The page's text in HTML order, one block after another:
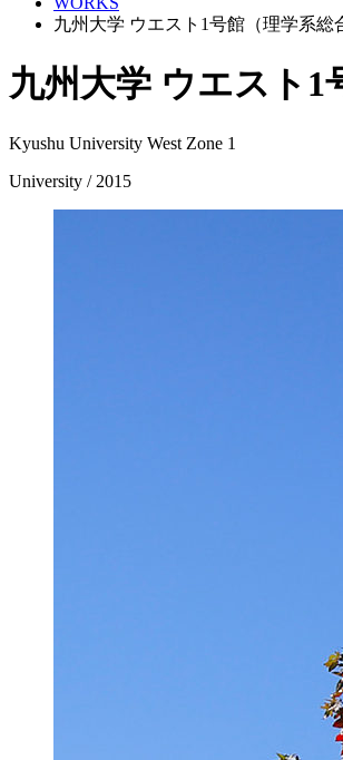
九州大学 ウエスト1号館（理学系総
九州大学 ウエスト1
Kyushu University West Zone 1
University / 2015